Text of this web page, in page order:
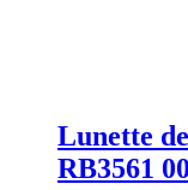
Lunette
RB3561